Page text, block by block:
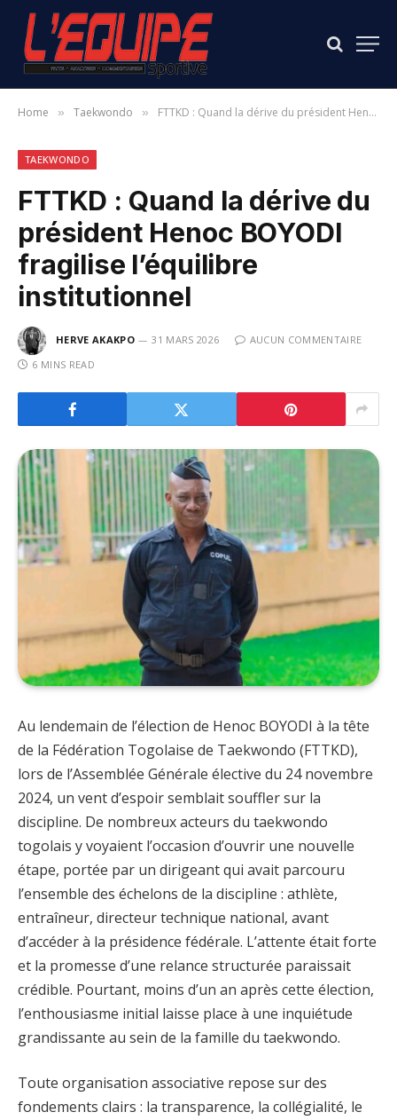
Home » Taekwondo » FTTKD : Quand la dérive du président Henoc BOYODI fragilise l’équilibre institutionnel
TAEKWONDO
FTTKD : Quand la dérive du
président Henoc BOYODI
fragilise l’équilibre
institutionnel
HERVE AKAKPO 31 MARS 2026
AUCUN COMMENTAIRE
6 MINS READ
Au lendemain de l’élection de Henoc BOYODI à la tête
de la Fédération Togolaise de Taekwondo (FTTKD),
lors de l’Assemblée Générale élective du 24 novembre
2024, un vent d’espoir semblait souffler sur la
discipline. De nombreux acteurs du taekwondo
togolais y voyaient l’occasion d’ouvrir une nouvelle
étape, portée par un dirigeant qui avait parcouru
l’ensemble des échelons de la discipline : athlète,
entraîneur, directeur technique national, avant
d’accéder à la présidence fédérale. L’attente était forte
et la promesse d’une relance structurée paraissait
crédible. Pourtant, moins d’un an après cette élection,
l’enthousiasme initial laisse place à une inquiétude
grandissante au sein de la famille du taekwondo.
Toute organisation associative repose sur des
fondements clairs : la transparence, la collégialité, le